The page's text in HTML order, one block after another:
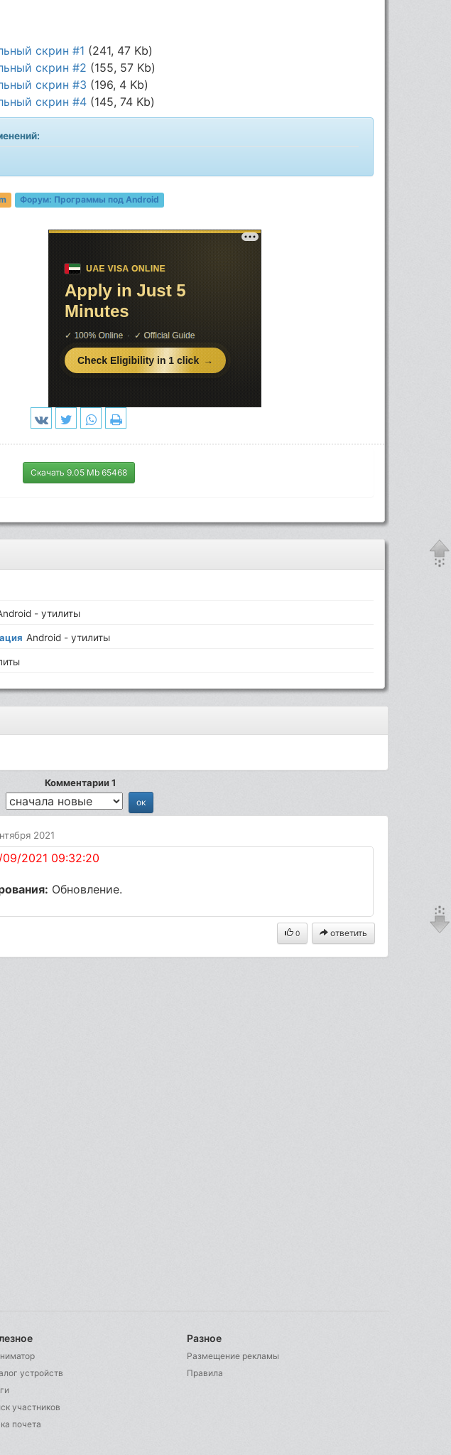
скрин #1 (241, 47 Kb)
скрин #2 (155, 57 Kb)
скрин #3 (196, 4 Kb)
скрин #4 (145, 74 Kb)
Форум: Программы под Android
Скачать 9.05 Mb 65468
- утилиты
Android - утилиты
Комментарии 1
2021
2021 09:32:20
Обновление.
0 ответить
устройств
участников
почета
Разное
Размещение рекламы
Правила